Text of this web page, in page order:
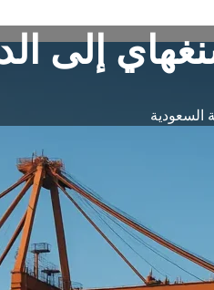
إلى
السعودية
تفاصيل الحالة